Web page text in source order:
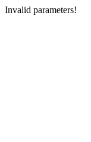
Invalid parameters!